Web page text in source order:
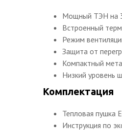
Мощный ТЭН на
Встроенный
Режим
Защита от
Компактный
Низкий уровень
Комплектация
Тепловая пушка
Инструкция по